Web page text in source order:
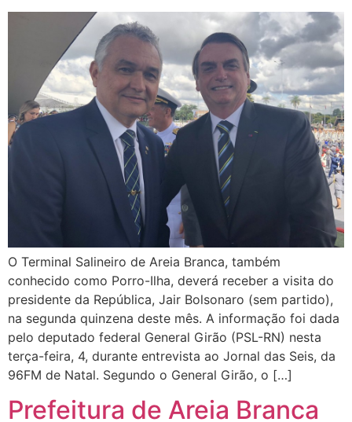
O Terminal Salineiro de Areia Branca, também
conhecido como Porro-Ilha, deverá receber a visita do
presidente da República, Jair Bolsonaro (sem partido),
na segunda quinzena deste mês. A informação foi dada
pelo deputado federal General Girão (PSL-RN) nesta
terça-feira, 4, durante entrevista ao Jornal das Seis, da
96FM de Natal. Segundo o General Girão, o […]
Prefeitura de Areia Branca